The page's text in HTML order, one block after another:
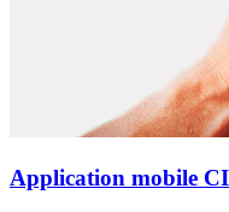
Application mobile